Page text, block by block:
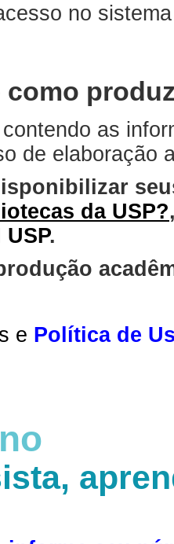
no
como
contendo as
de elaboração
da USP?
.
e Política de